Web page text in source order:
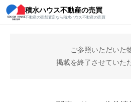
積水ハウス不動産の売買
不動産の売却査定なら積水ハウス不動産の売買
積水ハウス不動産の売買 関東エリアトップ
ご参照いただいた
掲載を終了させていた